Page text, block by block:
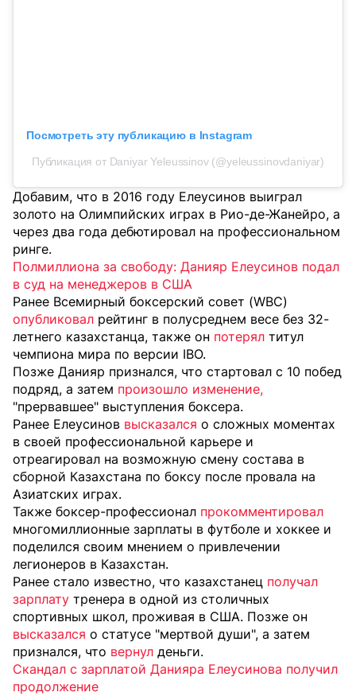
Посмотреть эту публикацию в Instagram
Публикация от Daniyar Yeleussinov (@yeleussinovdaniyar)
Добавим, что в 2016 году Елеусинов выиграл
золото на Олимпийских играх в Рио-де-Жанейро, а
через два года дебютировал на профессиональном
ринге.
Полмиллиона за свободу: Данияр Елеусинов подал
в суд на менеджеров в США
Ранее Всемирный боксерский совет (WBC)
опубликовал рейтинг в полусреднем весе без 32-
летнего казахстанца, также он потерял титул
чемпиона мира по версии IBO.
Позже Данияр признался, что стартовал с 10 побед
подряд, а затем произошло изменение,
"прервавшее" выступления боксера.
Ранее Елеусинов высказался о сложных моментах
в своей профессиональной карьере и
отреагировал на возможную смену состава в
сборной Казахстана по боксу после провала на
Азиатских играх.
Также боксер-профессионал прокомментировал
многомиллионные зарплаты в футболе и хоккее и
поделился своим мнением о привлечении
легионеров в Казахстан.
Ранее стало известно, что казахстанец получал
зарплату тренера в одной из столичных
спортивных школ, проживая в США. Позже он
высказался о статусе "мертвой души", а затем
признался, что вернул деньги.
Скандал с зарплатой Данияра Елеусинова получил
продолжение